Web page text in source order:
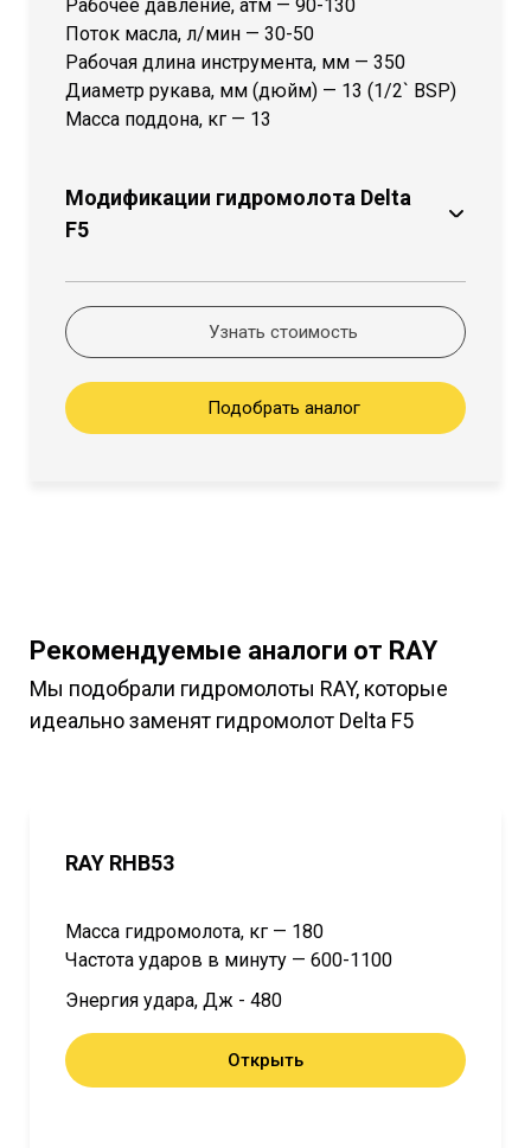
Рабочее давление, атм — 90-130
Поток масла, л/мин — 30-50
Рабочая длина инструмента, мм — 350
Диаметр рукава, мм (дюйм) — 13 (1/2` BSP)
Масса поддона, кг — 13
Модификации гидромолота Delta
F5
Узнать стоимость
Подобрать аналог
Рекомендуемые аналоги от RAY
Мы подобрали гидромолоты RAY, которые
идеально заменят гидромолот Delta F5
RAY RHB53
Масса гидромолота, кг — 180
Частота ударов в минуту — 600-1100
Энергия удара, Дж - 480
Открыть